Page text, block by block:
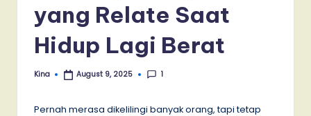
yang Relate Saat
Hidup Lagi Berat
Posted
Kina August 9, 2025 1
Pernah merasa dikelilingi banyak orang, tapi tetap